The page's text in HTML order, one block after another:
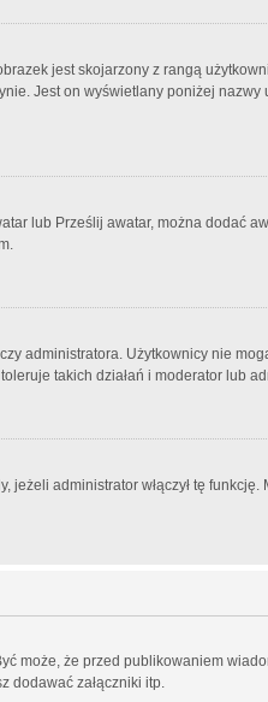
jest skojarzony z rangą
Jest on wyświetlany poniżej
lub Prześlij awatar, można dodać
administratora. Użytkownicy nie
takich działań i moderator lub
administrator włączył tę
może, że przed publikowaniem
dodawać załączniki itp.